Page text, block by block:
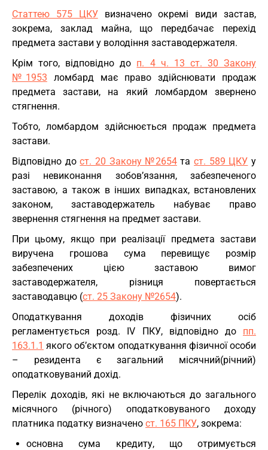
Статтею 575 ЦКУвизначено окремі види застав,
зокрема, заклад майна, що передбачає перехід
предмета застави у володіння заставодержателя.
Крім того, відповідно до п. 4 ч. 13 ст. 30 Закону
№1953 ломбард має право здійснювати продаж
предмета застави, на який ломбардом звернено
стягнення.
Тобто, ломбардом здійснюється продаж предмета
застави.
Відповідно дост. 20 Закону №2654таст. 589 ЦКУ у
разі невиконання зобов’язання, забезпеченого
заставою, а також в інших випадках, встановлених
законом, заставодержатель набуває право
звернення стягнення на предмет застави.
При цьому, якщо при реалізації предмета застави
виручена грошова сума перевищує розмір
забезпечених цією заставою вимог
заставодержателя, різниця повертається
заставодавцю (ст. 25 Закону №2654).
Оподаткування доходів фізичних осіб
регламентується розд. IV ПКУ, відповідно до пп.
163.1.1 якого об’єктом оподаткування фізичної особи
– резидента є загальний місячний(річний)
оподатковуваний дохід.
Перелік доходів, які не включаються до загального
місячного (річного) оподатковуваного доходу
платника податку визначено ст. 165 ПКУ, зокрема:
основна сума кредиту, що отримується